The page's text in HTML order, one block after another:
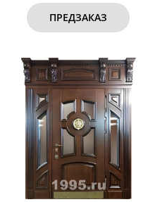
ПРЕДЗАКАЗ